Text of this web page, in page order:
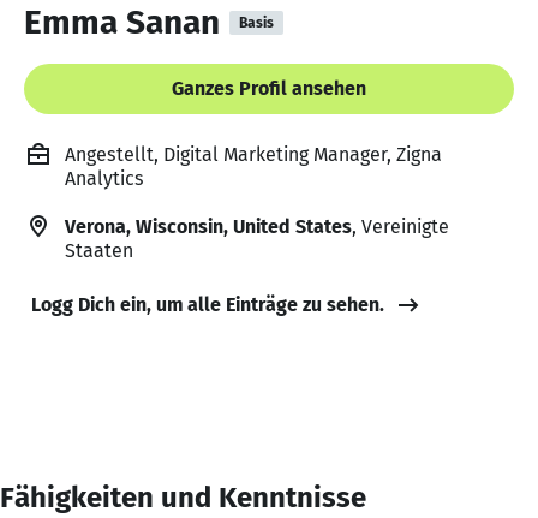
Emma Sanan Basis
Ganzes Profil ansehen
Angestellt, Digital Marketing Manager, Zigna
Analytics
Verona, Wisconsin, United States, Vereinigte
Staaten
Logg Dich ein, um alle Einträge zu sehen.
Fähigkeiten und Kenntnisse